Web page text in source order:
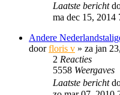
Laatste bericht
ma dec 15, 2014
Andere
doorfloris v » za jan
2 Reacties
5558 Weergaves
Laatste bericht